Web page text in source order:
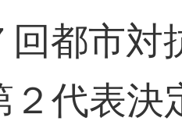
都市対
２代表決